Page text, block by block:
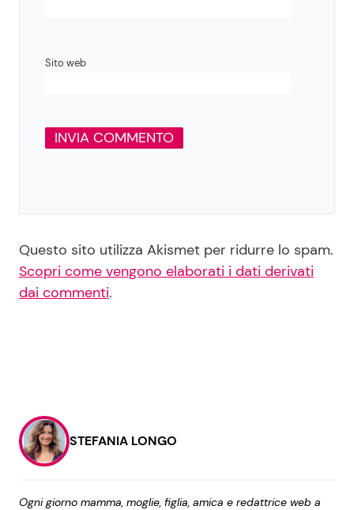
Sito web
Questo sito utilizza Akismet per ridurre lo spam.
Scopri come vengono elaborati i dati derivati
dai commenti.
STEFANIA LONGO
Ogni giorno mamma, moglie, figlia, amica e redattrice web a